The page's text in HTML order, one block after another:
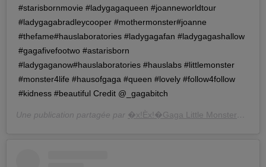
#starisbornmovie #ladygagaqueen #joanneworldtour
#ladygagabradleycooper #mothermonster#joanne
#thefame#hauslaboratories #ladygagafan #ladygagashallow
#gagafivefootwo #astarisborn
#ladygaganow#hauslaboratories #hauslabs #littlemonster
#monster4life #hausofgaga #queen #lovely #follow4follow
#kidness #beautiful Credit @_gagabitch
Une publication partagée par �x!Èx!�Gaga Little Monster�xRÈxÈ